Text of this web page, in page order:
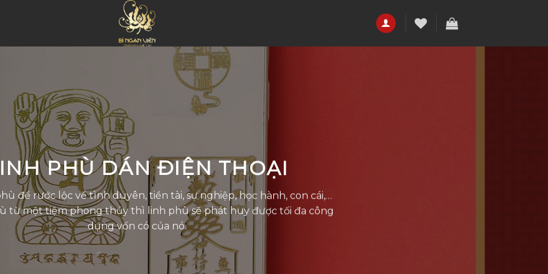
PHÙ DÁN ĐIỆN THOẠI
để rước lộc về tình duyên, tiền tài, sự nghiệp, học hành, con cái,…
từ một tiệm phong thủy thì linh phù sẽ phát huy được tối đa công
dụng vốn có của nó.